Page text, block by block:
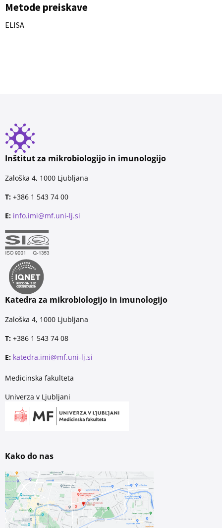
Metode preiskave
ELISA
Inštitut za mikrobiologijo in imunologijo
Zaloška 4, 1000 Ljubljana
T: +386 1 543 74 00
E: info.imi@mf.uni-lj.si
Katedra za mikrobiologijo in imunologijo
Zaloška 4, 1000 Ljubljana
T: +386 1 543 74 08
E: katedra.imi@mf.uni-lj.si
Medicinska fakulteta
Univerza v Ljubljani
Kako do nas